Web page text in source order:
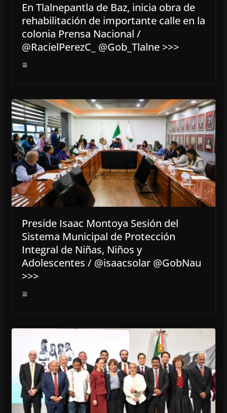
En Tlalnepantla de Baz, inicia obra de
rehabilitación de importante calle en la
colonia Prensa Nacional /
@RacielPerezC_ @Gob_Tlalne >>>
Preside Isaac Montoya Sesión del
Sistema Municipal de Protección
Integral de Niñas, Niños y
Adolescentes / @isaacsolar @GobNau
>>>